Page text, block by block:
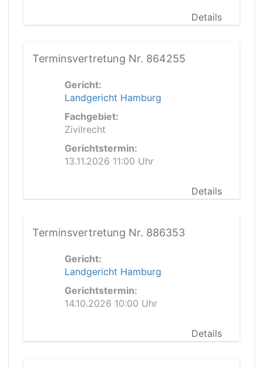
Details
Terminsvertretung Nr. 864255
Gericht:
Landgericht Hamburg
Fachgebiet:
Zivilrecht
Gerichtstermin:
13.11.2026 11:00 Uhr
Details
Terminsvertretung Nr. 886353
Gericht:
Landgericht Hamburg
Gerichtstermin:
14.10.2026 10:00 Uhr
Details